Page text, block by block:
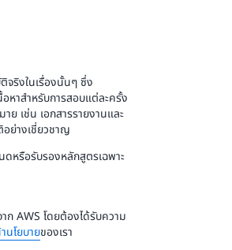
จริงในเรื่องนั้นๆ ซึ่ง
หาสำหรับการสอบแต่ละครั้ง
เช่น เอกสารรายงานและ
ย่างเชี่ยวชาญ
ดหรือรับรองหลักสูตรเฉพาะ
AWS โดยต้องได้รับความ
นโยบายของเรา